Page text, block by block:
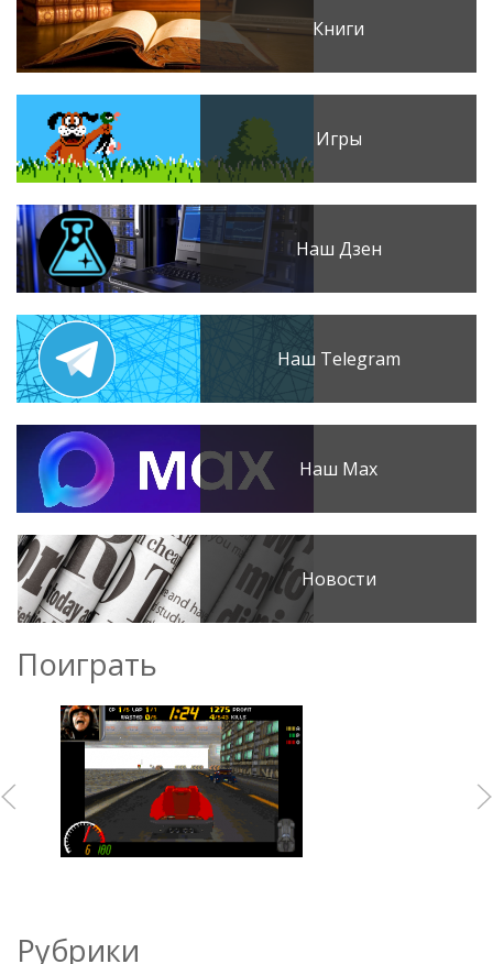
Книги
Игры
Наш Дзен
Наш Telegram
Наш Max
Новости
Поиграть
Рубрики